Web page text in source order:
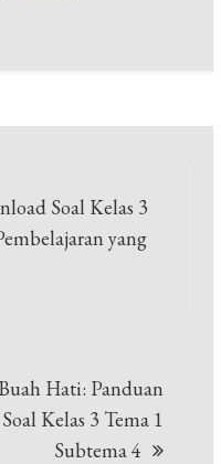
Soal Kelas 3
yang
Hati: Panduan
Kelas 3 Tema 1
Subtema 4